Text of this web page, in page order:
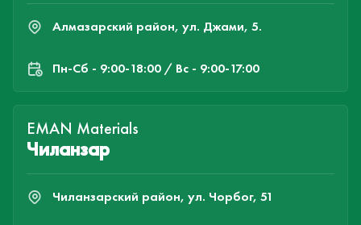
Алмазарский район, ул. Джами, 5.
Пн-Cб - 9:00-18:00 / Вс - 9:00-17:00
EMAN Materials
Чиланзар
Чиланзарский район, ул. Чорбог, 51